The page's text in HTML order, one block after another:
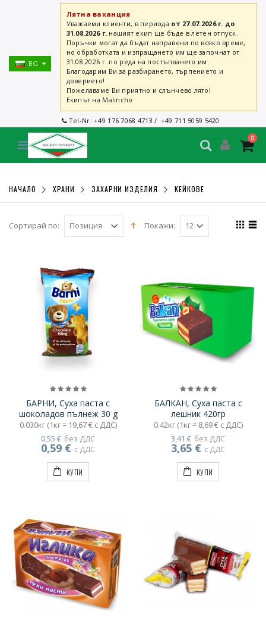
BG
Лятна ваканция
Уважаеми клиенти, в периода от 27.07.2026 г. до
31.08.2026 г. нашият екип ще бъде в летен отпуск.
Поръчки могат да бъдат направени по всяко време,
но обработката и изпращането им ще започнат от
31.08.2026 г. по реда на постъпването им.
Благодарим Ви за разбирането, търпението и
доверието!
Пожелаваме Ви приятно и слънчево лято!
Екипът на Malincho
Tel-Nr:+49 176 7068 4713 / +49 711 5059 5420
0
НАЧАЛО ХРАНИ ЗАХАРНИ ИЗДЕЛИЯ КЕЙКОВЕ
Сортирай по: Покажи:
БАРНИ, Суха паста с
шоколадов пълнеж 30 g
0.030кг (1кг = 19,67 € с ДДС)
без ДДС
0,55 €
с ДДС
0,59 €
КУПИ
БАЛКАН, Суха паста с
лешник 420гр
0.42кг (1кг = 8,69 € с ДДС)
без ДДС
3,41 €
с ДДС
3,65 €
КУПИ